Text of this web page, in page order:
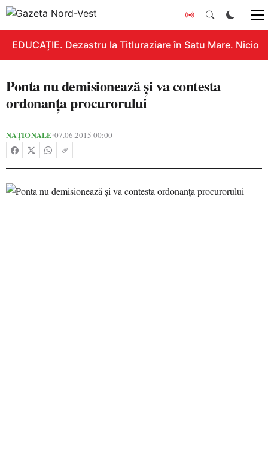
EDUCAȚIE. Dezastru la Titluraziare în Satu Mare. Nicio
Ponta nu demisionează şi va contesta
ordonanţa procurorului
NAȚIONALE•07.06.2015 00:00